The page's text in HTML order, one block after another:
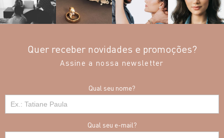
Quer receber novidades e promoções?
Assine a nossa newsletter
Qual seu nome?
Qual seu e-mail?